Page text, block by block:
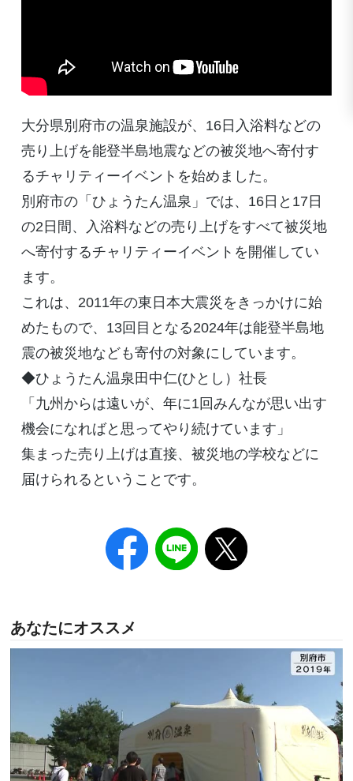
大分県別府市の温泉施設が、16日入浴料などの
売り上げを能登半島地震などの被災地へ寄付す
るチャリティーイベントを始めました。
別府市の「ひょうたん温泉」では、16日と17日
の2日間、入浴料などの売り上げをすべて被災地
へ寄付するチャリティーイベントを開催してい
ます。
これは、2011年の東日本大震災をきっかけに始
めたもので、13回目となる2024年は能登半島地
震の被災地なども寄付の対象にしています。
◆ひょうたん温泉田中仁(ひとし）社長
「九州からは遠いが、年に1回みんなが思い出す
機会になればと思ってやり続けています」
集まった売り上げは直接、被災地の学校などに
届けられるということです。
あなたにオススメ